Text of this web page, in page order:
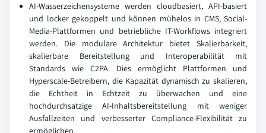
AI-Wasserzeichensysteme werden cloudbasiert, API-basiert
und locker gekoppelt und können mühelos in CMS, Social-
Media-Plattformen und betriebliche IT-Workflows integriert
werden. Die modulare Architektur bietet Skalierbarkeit,
skalierbare Bereitstellung und Interoperabilität mit
Standards wie C2PA. Dies ermöglicht Plattformen und
Hyperscale-Betreibern, die Kapazität dynamisch zu skalieren,
die Echtheit in Echtzeit zu überwachen und eine
hochdurchsatzige AI-Inhaltsbereitstellung mit weniger
Ausfallzeiten und verbesserter Compliance-Flexibilität zu
ermöglichen.